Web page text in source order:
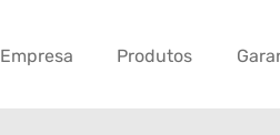
Empresa Produtos